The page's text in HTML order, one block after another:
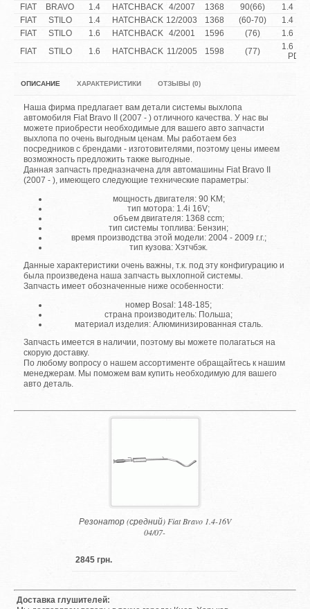
FIAT
BRAVO 1.4 HATCHBACK 4/2007 1368 90(66)
1.4
FIAT
STILO 1.4 HATCHBACK 12/2003 1368 (60-70)
1.4
FIAT
STILO 1.6 HATCHBACK 4/2001 1596 (76)
1.6
FIAT
STILO 1.6 HATCHBACK 11/2005 1598 (77)
1.6
PDA
ОПИСАНИЕ ХАРАКТЕРИСТИКИ ОТЗЫВЫ (0)
Наша фирма предлагает вам детали системы выхлопа
автомобиля Fiat Bravo II (2007 - ) отличного качества. У нас вы
можете приобрести необходимые для вашего авто запчасти
выхлопа по очень выгодным ценам. Мы работаем без
посредников с брендами - изготовителями, поэтому цены имеем
возможность предложить также выгодные.
Данная запчасть предназначена для автомашины Fiat Bravo II
(2007 - ), имеющего следующие технические параметры:
мощность двигателя: 90 KM;
тип мотора: 1.4i 16V;
объем двигателя: 1368 ccm;
тип системы топлива: Бензин;
время производства этой модели: 2004 - 2009 г.г.;
тип кузова: Хэтчбэк.
Данные характеристики очень важны, т.к. под эту конфигурацию и
была произведена наша запчасть выхлопной системы.
Запчасть имеет обозначенные ниже особенности:
номер Bosal: 148-185;
страна производитель: Польша;
материал изделия: Алюминизированная сталь.
Запчасть имеется в наличии, поэтому вы можете полагаться на
скорую доставку.
По любому вопросу о нашем ассортименте обращайтесь к нашим
менеджерам. Мы поможем вам купить необходимую для вашего
авто деталь.
Резонатор (средний) Fiat Bravo 1.4-16V
04/07-
2845 грн.
Доставка глушителей: